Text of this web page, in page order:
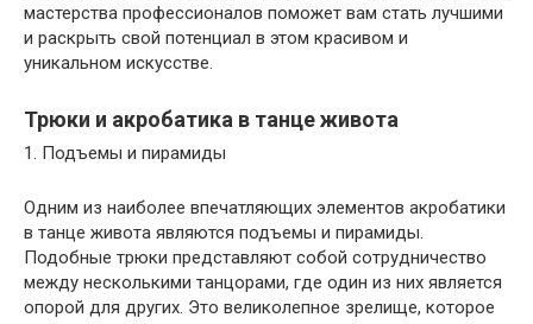
мастерства профессионалов поможет вам стать лучшими
и раскрыть свой потенциал в этом красивом и
уникальном искусстве.
Трюки и акробатика в танце живота
1. Подъемы и пирамиды
Одним из наиболее впечатляющих элементов акробатики
в танце живота являются подъемы и пирамиды.
Подобные трюки представляют собой сотрудничество
между несколькими танцорами, где один из них является
опорой для других. Это великолепное зрелище, которое